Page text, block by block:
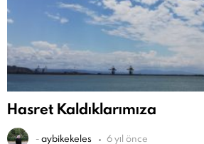
Hasret Kaldıklarımıza
-aybikekeles 6 yıl önce